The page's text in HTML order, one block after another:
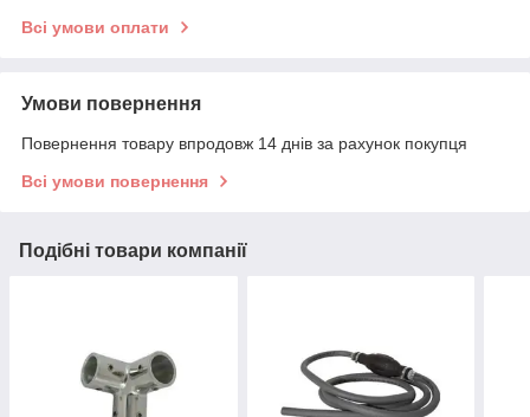
Всі умови оплати
Умови повернення
Повернення товару впродовж 14 днів за рахунок покупця
Всі умови повернення
Подібні товари компанії